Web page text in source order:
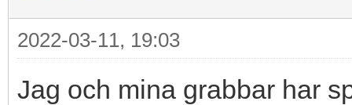
2022-03-11, 19:03
Jag och mina grabbar har